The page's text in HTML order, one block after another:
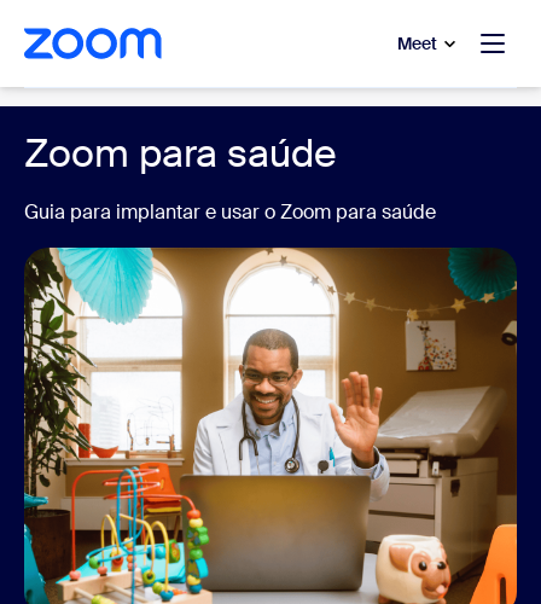
principal
chat de ajuda Meet
Zoom para saúde
Guia para implantar e usar o Zoom para saúde